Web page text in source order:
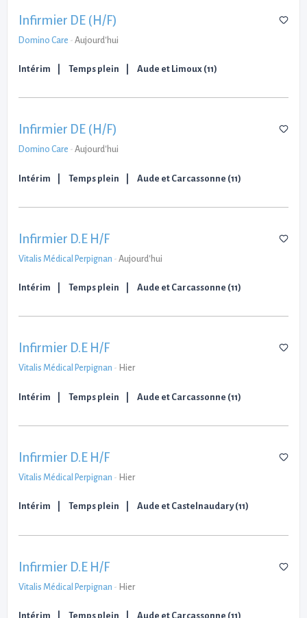
Infirmier DE (H/F)
Domino Care - Aujourd'hui
Intérim Temps plein Aude et Limoux (11)
Infirmier DE (H/F)
Domino Care - Aujourd'hui
Intérim Temps plein Aude et Carcassonne (11)
Infirmier D.E H/F
Vitalis Médical Perpignan - Aujourd'hui
Intérim Temps plein Aude et Carcassonne (11)
Infirmier D.E H/F
Vitalis Médical Perpignan - Hier
Intérim Temps plein Aude et Carcassonne (11)
Infirmier D.E H/F
Vitalis Médical Perpignan - Hier
Intérim Temps plein Aude et Castelnaudary (11)
Infirmier D.E H/F
Vitalis Médical Perpignan - Hier
Intérim Temps plein Aude et Carcassonne (11)